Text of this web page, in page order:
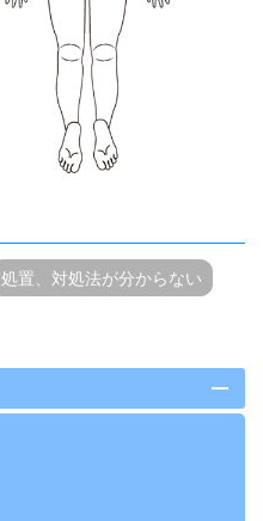
処置、対処法が分からない
remove